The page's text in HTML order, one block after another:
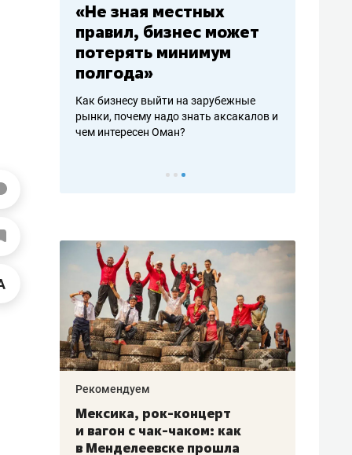
«Не зная местных
правил, бизнес может
потерять минимум
полгода»
Как бизнесу выйти на зарубежные
рынки, почему надо знать аксакалов и
чем интересен Оман?
Рекомендуем
Мексика, рок-концерт
и вагон с чак-чаком: как
в Менделеевске прошла